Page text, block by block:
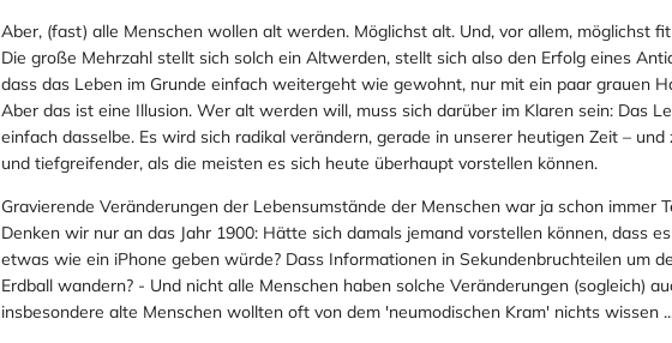
Aber, (fast) alle Menschen wollen alt werden. Möglichst alt. Und, vor allem, möglichst
Die große Mehrzahl stellt sich solch ein Altwerden, stellt sich also den Erfolg eines
dass das Leben im Grunde einfach weitergeht wie gewohnt, nur mit ein paar grauen
Aber das ist eine Illusion. Wer alt werden will, muss sich darüber im Klaren sein: Das
einfach dasselbe. Es wird sich radikal verändern, gerade in unserer heutigen Zeit –
und tiefgreifender, als die meisten es sich heute überhaupt vorstellen können.
Gravierende Veränderungen der Lebensumstände der Menschen war ja schon immer
Denken wir nur an das Jahr 1900: Hätte sich damals jemand vorstellen können, dass
etwas wie ein iPhone geben würde? Dass Informationen in Sekundenbruchteilen um
Erdball wandern? - Und nicht alle Menschen haben solche Veränderungen (sogleich)
insbesondere alte Menschen wollten oft von dem 'neumodischen Kram' nichts wissen